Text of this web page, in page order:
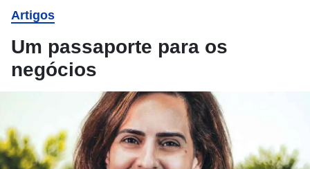
Artigos
Um passaporte para os
negócios